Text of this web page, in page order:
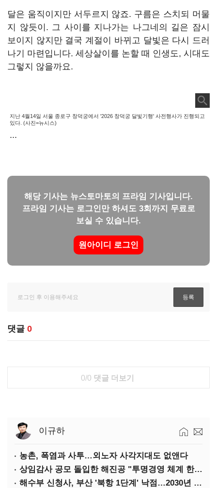
달은 움직이지만 서두르지 않죠. 구름은 스치되 머물
지 않듯이. 그 사이를 지나가는 나그네의 길은 잠시
보이지 않지만 결국 계절이 바뀌고 달빛은 다시 드러
나기 마련입니다. 세상살이를 논할 때 인생도, 시대도
그렇지 않을까요.
지난 4월14일 서울 종로구 창덕궁에서 '2026 창덕궁 달빛기행' 사전행사가 진행되고
있다. (사진=뉴시스)
...
해당 기사는 뉴스토마토의 프라임 기사입니다.
프라임 기사는 로그인만 하셔도 3회까지 무료로
보실 수 있습니다.
원아이디 로그인
댓글 0
0/0 댓글 더보기
이규하
농촌, 폭염과 사투…외노자 사각지대도 없앤다
상임감사 공모 돌입한 해진공 "투명경영 체계 한층 강화"
해수부 신청사, 부산 '북항 1단계' 낙점…2030년 완공 목표